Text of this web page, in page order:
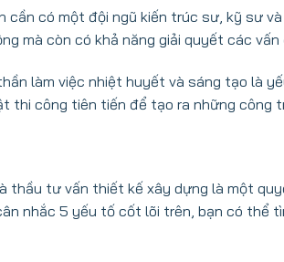
cần có một đội ngũ kiến trúc sư, kỹ sư
mà còn có khả năng giải quyết các
làm việc nhiệt huyết và sáng tạo là
thi công tiên tiến để tạo ra những công
thầu tư vấn thiết kế xây dựng là một
nhắc 5 yếu tố cốt lõi trên, bạn có thể